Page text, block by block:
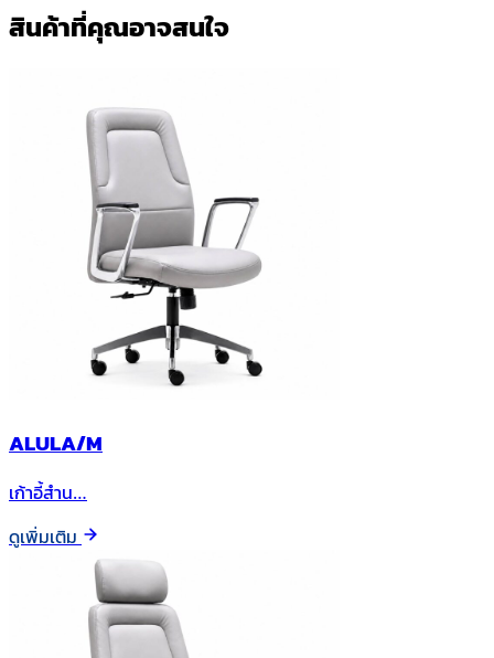
สินค้าที่คุณอาจสนใจ
ALULA/M
เก้าอี้สำน…
ดูเพิ่มเติม